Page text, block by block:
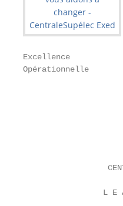
Excellence
Opérationnelle
L E